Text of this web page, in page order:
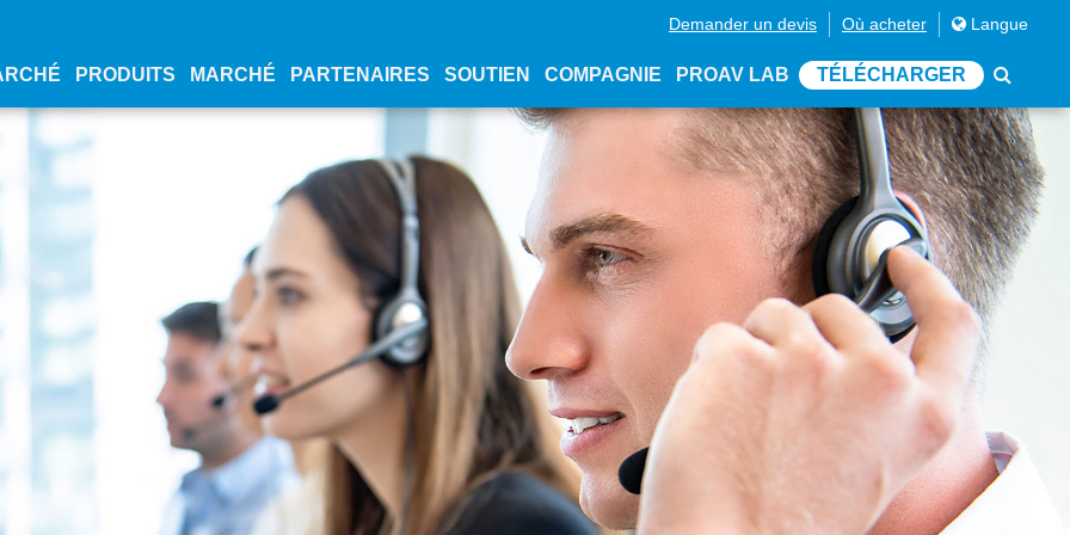
Demander un devis Où acheter Langue
PRODUITS MARCHÉ PARTENAIRES SOUTIEN COMPAGNIE PROAV LAB TÉLÉCHARGER